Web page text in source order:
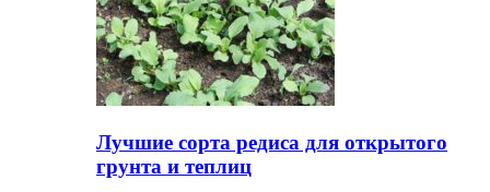
Лучшие сорта редиса для открытого
грунта и теплиц